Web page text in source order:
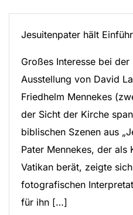
Jesuitenpater hält
Großes Interesse bei
Ausstellung von David
Friedhelm Mennekes
der Sicht der Kirche
biblischen Szenen aus
Pater Mennekes, der als
Vatikan berät, zeigte
fotografischen
für ihn […]